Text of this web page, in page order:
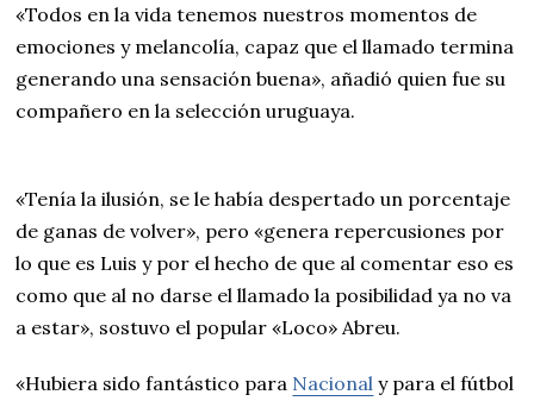
«Todos en la vida tenemos nuestros momentos de
emociones y melancolía, capaz que el llamado termina
generando una sensación buena», añadió quien fue su
compañero en la selección uruguaya.
«Tenía la ilusión, se le había despertado un porcentaje
de ganas de volver», pero «genera repercusiones por
lo que es Luis y por el hecho de que al comentar eso es
como que al no darse el llamado la posibilidad ya no va
a estar», sostuvo el popular «Loco» Abreu.
«Hubiera sido fantástico para Nacional y para el fútbol